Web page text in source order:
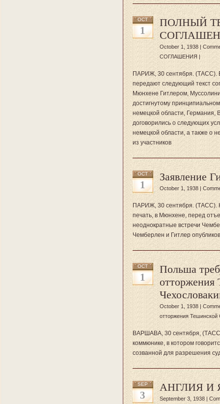
OCT
1
ПОЛНЫЙ
October 1, 1938 |
СОГЛАШЕНИЯ |
ПАРИЖ, 30 сентября. (ТАСС).
передают следующий текст
Мюнхене Гитлером,
достигнутому
немецкой области, Германия,
договорились о следующих
немецкой области, а также о
из участников
OCT
1
Заявление
October 1, 1938 |
ПАРИЖ, 30 сентября. (ТАСС).
печать, в Мюнхене, перед
неоднократные встречи
Чемберлен и Гитлер
OCT
1
Польша
отторжения
October 1, 1938 |
отторжения Тешинской
ВАРШАВА, 30 сентября,
коммюнике, в котором
созванной для разрешения
SEP
3
АНГЛИЯ И
September 3, 1938 |